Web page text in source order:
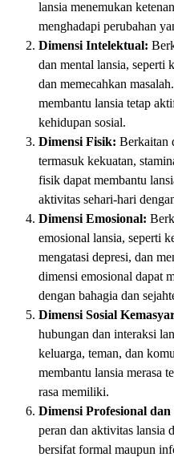
lansia menemukan
menghadapi perubahan
Dimensi Intelektual:
dan mental lansia, seperti
dan memecahkan
membantu lansia tetap
kehidupan sosial.
Dimensi Fisik: Berkaitan
termasuk kekuatan,
fisik dapat membantu
aktivitas sehari-hari
Dimensi Emosional:
emosional lansia, seperti
mengatasi depresi, dan
dimensi emosional dapat
dengan bahagia dan
Dimensi Sosial
hubungan dan interaksi
keluarga, teman, dan
membantu lansia merasa
rasa memiliki.
Dimensi Profesional
peran dan aktivitas lansia
bersifat formal maupun